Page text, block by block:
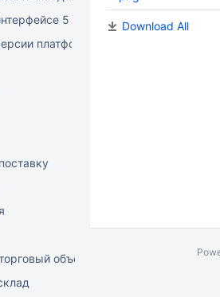
5 версии платформы
платформы
объект)
Download All